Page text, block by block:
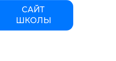
САЙТ
ШКОЛЫ